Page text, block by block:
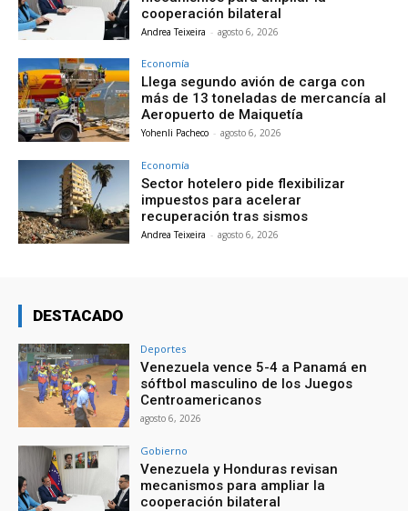
cooperación bilateral
Andrea Teixeira - agosto 6, 2026
Economía
Llega segundo avión de carga con
más de 13 toneladas de mercancía al
Aeropuerto de Maiquetía
Yohenli Pacheco - agosto 6, 2026
Economía
Sector hotelero pide flexibilizar
impuestos para acelerar
recuperación tras sismos
Andrea Teixeira - agosto 6, 2026
DESTACADO
Deportes
Venezuela vence 5-4 a Panamá en
sóftbol masculino de los Juegos
Centroamericanos
agosto 6, 2026
Gobierno
Venezuela y Honduras revisan
mecanismos para ampliar la
cooperación bilateral